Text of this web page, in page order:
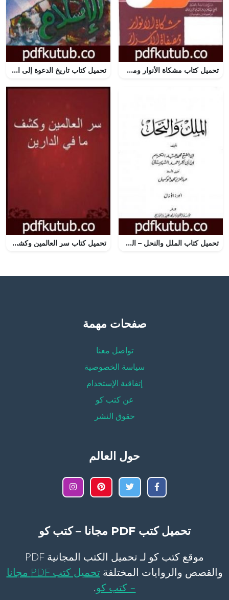
تحميل كتاب مشكاة الأنوار ومصفاة الأسرار PDF تأليف أبو حامد الغزالي مجانا [كامل] تحميل كتاب تاريخ الدعوة إلى الإسلام PDF تأليف وحيد الدين خان مجانا [كامل]
تحميل كتاب الملل والنحل – الجزء الأول PDF تأليف محمد بن عبد الكريم الشهرستاني مجانا [كامل] تحميل كتاب سر العالمين وكشف ما في الدارين PDF تأليف أبو حامد الغزالي مجانا [كامل]
صفحات مهمة
تواصل معنا
سياسة الخصوصية
إتفاقية الإستخدام
عن كتب كو
حقوق النشر
حول العالم
تحميل كتب PDF مجانا – كتب كو
موقع كتب كو لـ تحميل الكتب المجانية PDF
والقصص والروايات المختلفة
تحميل كتب PDF مجانا
– كتب كو.